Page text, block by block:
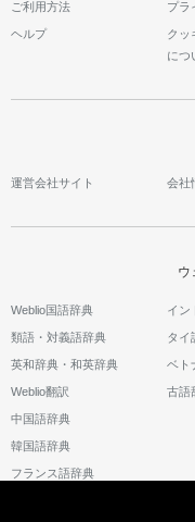
ご利用方法 プラ
ヘルプ
クッ
につ
運営会社サイト 会社
ウ
Weblio国語辞典
類語・対義語辞典
英和辞典・和英辞典
Weblio翻訳
中国語辞典
韓国語辞典
フランス語辞典
イン
タイ
ベト
古語